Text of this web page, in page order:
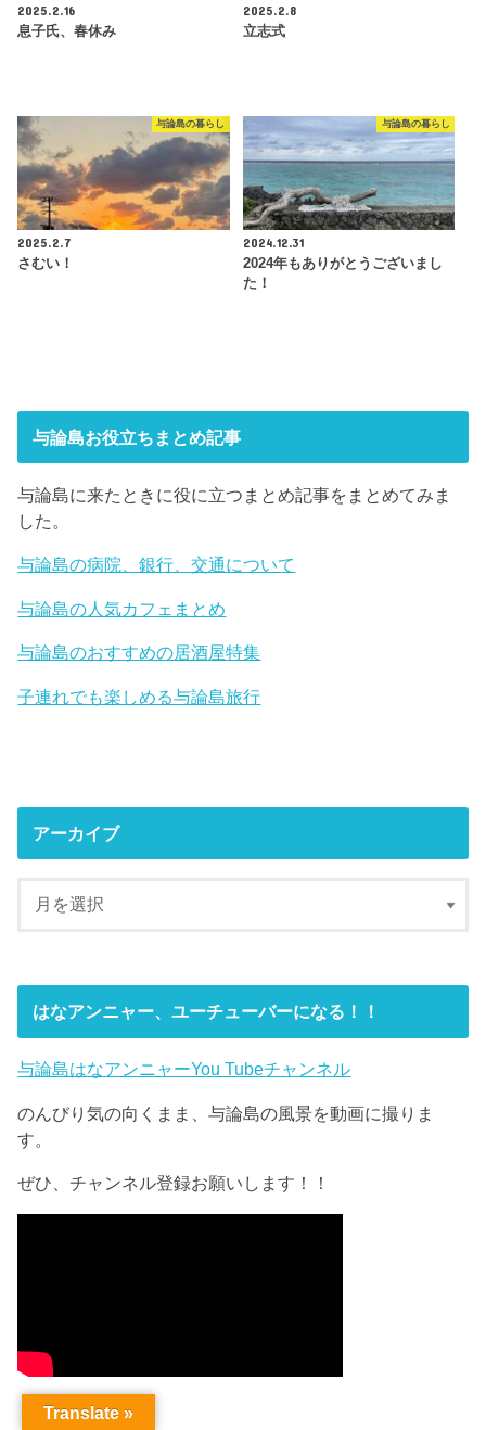
2025.2.16
息子氏、春休み
2025.2.8
立志式
与論島の暮らし
2025.2.7
さむい！
与論島の暮らし
2024.12.31
2024年もありがとうございまし
た！
与論島お役立ちまとめ記事
与論島に来たときに役に立つまとめ記事をまとめてみま
した。
与論島の病院、銀行、交通について
与論島の人気カフェまとめ
与論島のおすすめの居酒屋特集
子連れでも楽しめる与論島旅行
アーカイブ
はなアンニャー、ユーチューバーになる！！
与論島はなアンニャーYou Tubeチャンネル
のんびり気の向くまま、与論島の風景を動画に撮りま
す。
ぜひ、チャンネル登録お願いします！！
Translate »